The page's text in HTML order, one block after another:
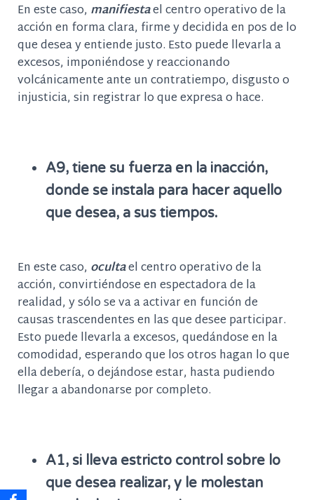
En este caso, manifiestael centro operativo de la
acción en forma clara, firme y decidida en pos de lo
que desea y entiende justo. Esto puede llevarla a
excesos, imponiéndose y reaccionando
volcánicamente ante un contratiempo, disgusto o
injusticia, sin registrar lo que expresa o hace.
A9, tiene su fuerza en la inacción,
donde se instala para hacer aquello
que desea, a sus tiempos.
En este caso, ocultael centro operativo de la
acción, convirtiéndose en espectadora de la
realidad, y sólo se va a activar en función de
causas trascendentes en las que desee participar.
Esto puede llevarla a excesos, quedándose en la
comodidad, esperando que los otros hagan lo que
ella debería, o dejándose estar, hasta pudiendo
llegar a abandonarse por completo.
A1, si lleva estricto control sobre lo
que desea realizar, y le molestan